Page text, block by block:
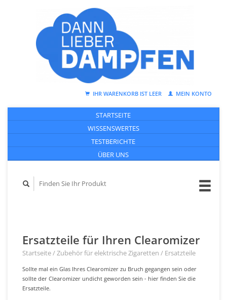
IHR WARENKORB IST LEER MEIN KONTO
STARTSEITE
WISSENSWERTES
TESTBERICHTE
ÜBER UNS
Ersatzteile für Ihren Clearomizer
Startseite/Zubehör für elektrische Zigaretten / Ersatzteile
Sollte mal ein Glas Ihres Clearomizer zu Bruch gegangen sein oder
sollte der Clearomizer undicht geworden sein - hier finden Sie die
Ersatzteile.